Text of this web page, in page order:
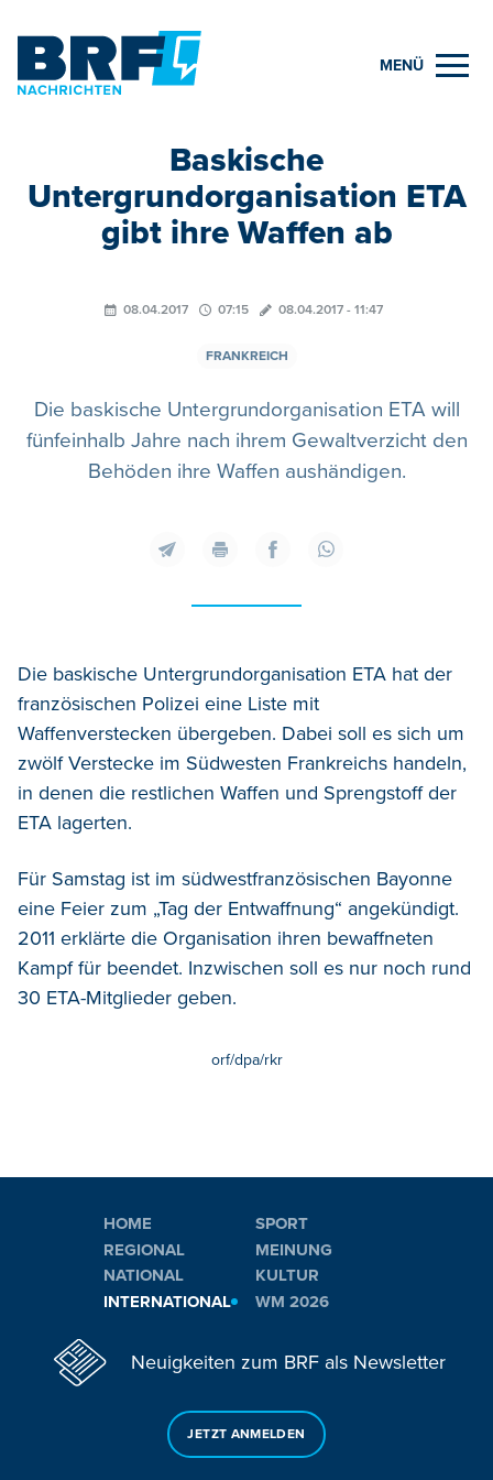
MENÜ
Baskische
Untergrundorganisation ETA
gibt ihre Waffen ab
08.04.2017 07:15 08.04.2017 - 11:47
FRANKREICH
Die baskische Untergrundorganisation ETA will
fünfeinhalb Jahre nach ihrem Gewaltverzicht den
Behöden ihre Waffen aushändigen.
Die baskische Untergrundorganisation ETA hat der
französischen Polizei eine Liste mit
Waffenverstecken übergeben. Dabei soll es sich um
zwölf Verstecke im Südwesten Frankreichs handeln,
in denen die restlichen Waffen und Sprengstoff der
ETA lagerten.
Für Samstag ist im südwestfranzösischen Bayonne
eine Feier zum „Tag der Entwaffnung“ angekündigt.
2011 erklärte die Organisation ihren bewaffneten
Kampf für beendet. Inzwischen soll es nur noch rund
30 ETA-Mitglieder geben.
orf/dpa/rkr
HOME
REGIONAL
NATIONAL
INTERNATIONAL
SPORT
MEINUNG
KULTUR
WM 2026
Neuigkeiten zum BRF als Newsletter
JETZT ANMELDEN